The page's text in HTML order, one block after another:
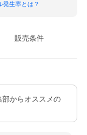
発生率とは？
販売条件
部からオススメの